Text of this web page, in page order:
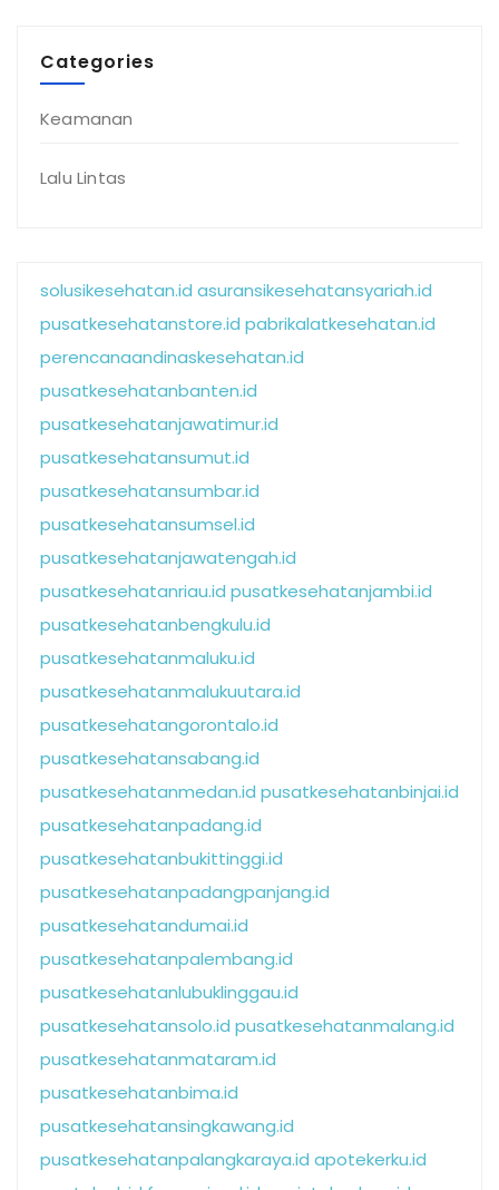
Categories
Keamanan
Lalu Lintas
solusikesehatan.id asuransikesehatansyariah.id
pusatkesehatanstore.id pabrikalatkesehatan.id
perencanaandinaskesehatan.id
pusatkesehatanbanten.id
pusatkesehatanjawatimur.id
pusatkesehatansumut.id
pusatkesehatansumbar.id
pusatkesehatansumsel.id
pusatkesehatanjawatengah.id
pusatkesehatanriau.id pusatkesehatanjambi.id
pusatkesehatanbengkulu.id
pusatkesehatanmaluku.id
pusatkesehatanmalukuutara.id
pusatkesehatangorontalo.id
pusatkesehatansabang.id
pusatkesehatanmedan.id pusatkesehatanbinjai.id
pusatkesehatanpadang.id
pusatkesehatanbukittinggi.id
pusatkesehatanpadangpanjang.id
pusatkesehatandumai.id
pusatkesehatanpalembang.id
pusatkesehatanlubuklinggau.id
pusatkesehatansolo.id pusatkesehatanmalang.id
pusatkesehatanmataram.id
pusatkesehatanbima.id
pusatkesehatansingkawang.id
pusatkesehatanpalangkaraya.id apotekerku.id